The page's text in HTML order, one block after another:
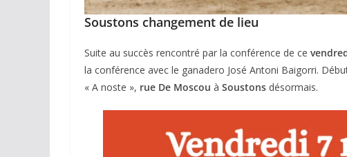
Soustons changement de lieu
Suite au succès rencontré par la conférence de ce
la conférence avec le ganadero José Antoni Baigorri.
« A noste », rue De Moscou à Soustons désormais.